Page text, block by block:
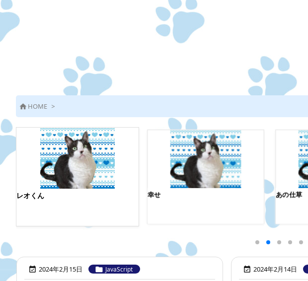
 HOME >
レオくん 幸せ あの仕草
 2024年2月15日  JavaScript  2024年2月14日